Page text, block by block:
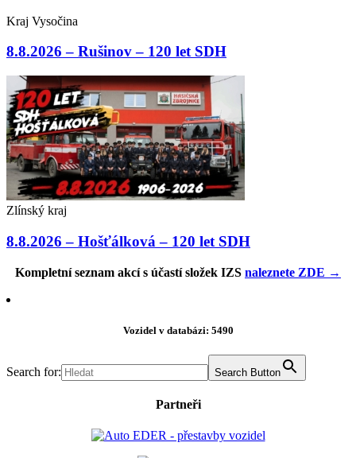
Kraj Vysočina
8.8.2026 – Rušinov – 120 let SDH
Zlínský kraj
8.8.2026 – Hošťálková – 120 let SDH
Kompletní seznam akcí s účastí složek IZS naleznete ZDE →
Vozidel v databázi: 5490
Search for: Search Button
Partneři